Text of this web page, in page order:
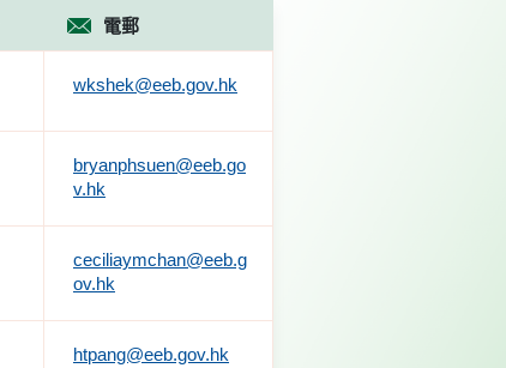
電郵
wkshek@eeb.gov.hk
bryanphsuen@eeb.go
v.hk
ceciliaymchan@eeb.g
ov.hk
htpang@eeb.gov.hk